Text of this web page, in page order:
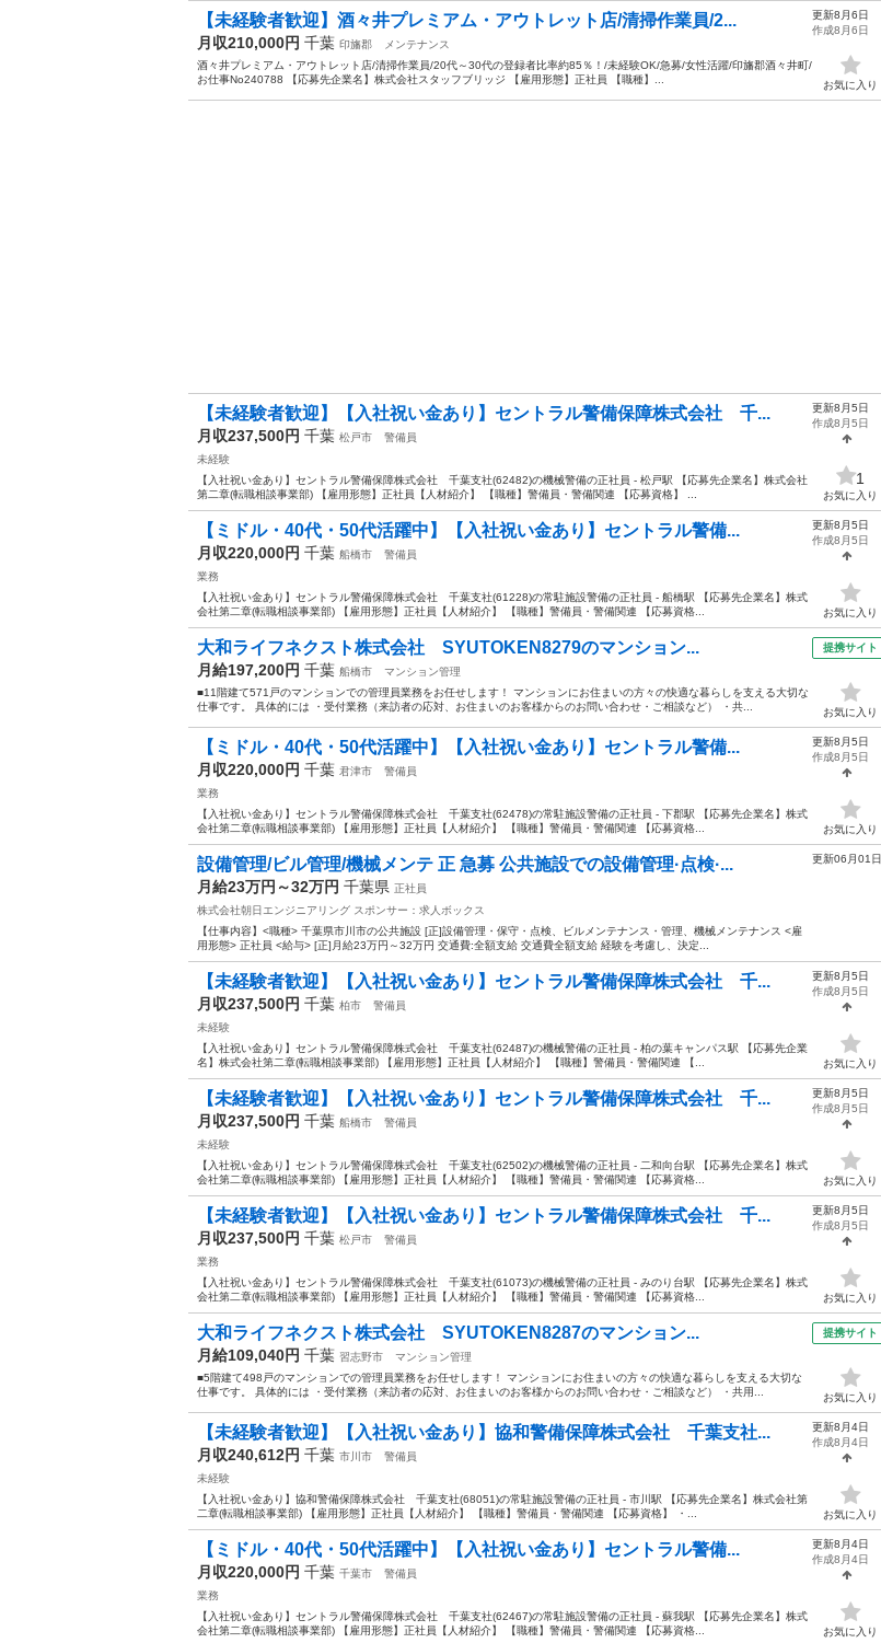
【未経験者歓迎】酒々井プレミアム・アウトレット店/清掃作業員/2...
月収210,000円 千葉 印旛郡
メンテナンス
酒々井プレミアム・アウトレット店/清掃作業員/20代～30代の登録者比率約85％！/未経験OK/急募/女性活躍/印旛郡酒々井町/
お仕事No240788 【応募先企業名】株式会社スタッフブリッジ 【雇用形態】正社員 【職種】...
更新8月6日
作成8月6日
お気に入り
【未経験者歓迎】【入社祝い金あり】セントラル警備保障株式会社 千...
月収237,500円 千葉 松戸市
警備員
未経験
【入社祝い金あり】セントラル警備保障株式会社 千葉支社(62482)の機械警備の正社員 - 松戸駅 【応募先企業名】株式会社
第二章(転職相談事業部) 【雇用形態】正社員【人材紹介】 【職種】警備員・警備関連 【応募資格】 ...
更新8月5日
作成8月5日
1
お気に入り
【ミドル・40代・50代活躍中】【入社祝い金あり】セントラル警備...
月収220,000円 千葉 船橋市
警備員
業務
【入社祝い金あり】セントラル警備保障株式会社 千葉支社(61228)の常駐施設警備の正社員 - 船橋駅 【応募先企業名】株式
会社第二章(転職相談事業部) 【雇用形態】正社員【人材紹介】 【職種】警備員・警備関連 【応募資格...
更新8月5日
作成8月5日
お気に入り
大和ライフネクスト株式会社 SYUTOKEN8279のマンション...
月給197,200円 千葉 船橋市
マンション管理
■11階建て571戸のマンションでの管理員業務をお任せします！ マンションにお住まいの方々の快適な暮らしを支える大切な
仕事です。 具体的には ・受付業務（来訪者の応対、お住まいのお客様からのお問い合わせ・ご相談など） ・共...
提携サイト
お気に入り
【ミドル・40代・50代活躍中】【入社祝い金あり】セントラル警備...
月収220,000円 千葉 君津市
警備員
業務
【入社祝い金あり】セントラル警備保障株式会社 千葉支社(62478)の常駐施設警備の正社員 - 下郡駅 【応募先企業名】株式
会社第二章(転職相談事業部) 【雇用形態】正社員【人材紹介】 【職種】警備員・警備関連 【応募資格...
更新8月5日
作成8月5日
お気に入り
設備管理/ビル管理/機械メンテ 正 急募 公共施設での設備管理·点検·...
月給23万円～32万円 千葉県 正社員
株式会社朝日エンジニアリング スポンサー：求人ボックス
【仕事内容】<職種> 千葉県市川市の公共施設 [正]設備管理・保守・点検、ビルメンテナンス・管理、機械メンテナンス <雇
用形態> 正社員 <給与> [正]月給23万円～32万円 交通費:全額支給 交通費全額支給 経験を考慮し、決定...
更新06月01日
【未経験者歓迎】【入社祝い金あり】セントラル警備保障株式会社 千...
月収237,500円 千葉 柏市
警備員
未経験
【入社祝い金あり】セントラル警備保障株式会社 千葉支社(62487)の機械警備の正社員 - 柏の葉キャンパス駅 【応募先企業
名】株式会社第二章(転職相談事業部) 【雇用形態】正社員【人材紹介】 【職種】警備員・警備関連 【...
更新8月5日
作成8月5日
お気に入り
【未経験者歓迎】【入社祝い金あり】セントラル警備保障株式会社 千...
月収237,500円 千葉 船橋市
警備員
未経験
【入社祝い金あり】セントラル警備保障株式会社 千葉支社(62502)の機械警備の正社員 - 二和向台駅 【応募先企業名】株式
会社第二章(転職相談事業部) 【雇用形態】正社員【人材紹介】 【職種】警備員・警備関連 【応募資格...
更新8月5日
作成8月5日
お気に入り
【未経験者歓迎】【入社祝い金あり】セントラル警備保障株式会社 千...
月収237,500円 千葉 松戸市
警備員
業務
【入社祝い金あり】セントラル警備保障株式会社 千葉支社(61073)の機械警備の正社員 - みのり台駅 【応募先企業名】株式
会社第二章(転職相談事業部) 【雇用形態】正社員【人材紹介】 【職種】警備員・警備関連 【応募資格...
更新8月5日
作成8月5日
お気に入り
大和ライフネクスト株式会社 SYUTOKEN8287のマンション...
月給109,040円 千葉 習志野市
マンション管理
■5階建て498戸のマンションでの管理員業務をお任せします！ マンションにお住まいの方々の快適な暮らしを支える大切な
仕事です。 具体的には ・受付業務（来訪者の応対、お住まいのお客様からのお問い合わせ・ご相談など） ・共用...
提携サイト
お気に入り
【未経験者歓迎】【入社祝い金あり】協和警備保障株式会社 千葉支社...
月収240,612円 千葉 市川市
警備員
未経験
【入社祝い金あり】協和警備保障株式会社 千葉支社(68051)の常駐施設警備の正社員 - 市川駅 【応募先企業名】株式会社第
二章(転職相談事業部) 【雇用形態】正社員【人材紹介】 【職種】警備員・警備関連 【応募資格】 ・...
更新8月4日
作成8月4日
お気に入り
【ミドル・40代・50代活躍中】【入社祝い金あり】セントラル警備...
月収220,000円 千葉 千葉市
警備員
業務
【入社祝い金あり】セントラル警備保障株式会社 千葉支社(62467)の常駐施設警備の正社員 - 蘇我駅 【応募先企業名】株式
会社第二章(転職相談事業部) 【雇用形態】正社員【人材紹介】 【職種】警備員・警備関連 【応募資格...
更新8月4日
作成8月4日
お気に入り